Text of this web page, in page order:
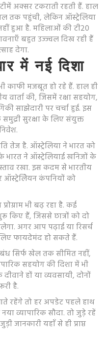
अक्सर टकराती रहती हैं. हाल
तक पहुंची, लेकिन ऑस्ट्रेलिया
हुआ है. महिलाओं की टी20
बहुत उज्ज्वल दिख रही हैं
देगा.
में नई दिशा
काफी मजबूत हो रहे हैं. हाल ही
वार्ता की, जिसमें रक्षा सहयोग,
साझेदारी पर चर्चा हुई. इस
सुरक्षा के लिए संयुक्त
तेज है. ऑस्ट्रेलिया ने भारत को
भारत ने ऑस्ट्रेलियाई खनिजों के
रखा. इस कदम से भारतीय
कंपनियों को
भी बढ़ रहा है. कई
किए हैं, जिससे छात्रों को दो
अगर आप पढ़ाई या रिसर्च
फायदेमंद हो सकते हैं.
सिर्फ खेल तक सीमित नहीं,
सहयोग की दिशा में भी
हों या व्यवसायी, दोनों
है.
रहेंगे तो हर अपडेट पहले हाथ
व्यापारिक सौदा. तो जुड़े रहें
जानकारी यहाँ से ही प्राप्त